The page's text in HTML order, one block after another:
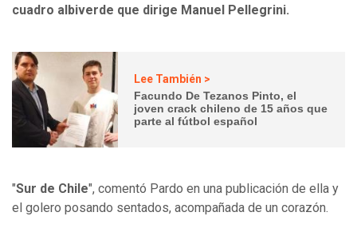
cuadro albiverde que dirige Manuel Pellegrini.
Lee También >
Facundo De Tezanos Pinto, el
joven crack chileno de 15 años que
parte al fútbol español
"Sur de Chile", comentó Pardo en una publicación de ella y
el golero posando sentados, acompañada de un corazón.